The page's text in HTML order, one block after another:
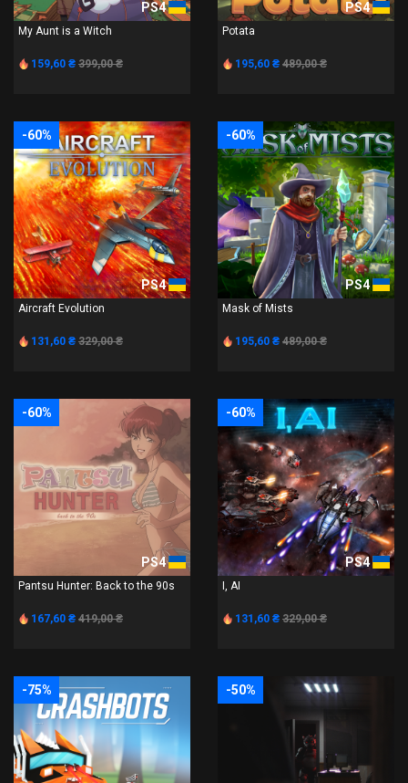
PS4
My Aunt is a Witch
159,60 ₴ 399,00 ₴
PS4
Potata
195,60 ₴ 489,00 ₴
-60%
PS4
Aircraft Evolution
131,60 ₴ 329,00 ₴
-60%
PS4
Mask of Mists
195,60 ₴ 489,00 ₴
-60%
PS4
Pantsu Hunter: Back to the 90s
167,60 ₴ 419,00 ₴
-60%
PS4
I, AI
131,60 ₴ 329,00 ₴
-75% -50%